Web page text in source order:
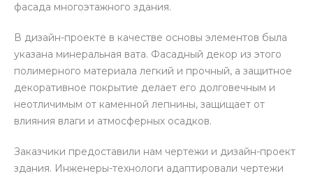
фасада многоэтажного здания.
В дизайн-проекте в качестве основы элементов была
указана минеральная вата. Фасадный декор из этого
полимерного материала легкий и прочный, а защитное
декоративное покрытие делает его долговечным и
неотличимым от каменной лепнины, защищает от
влияния влаги и атмосферных осадков.
Заказчики предоставили нам чертежи и дизайн-проект
здания. Инженеры-технологи адаптировали чертежи